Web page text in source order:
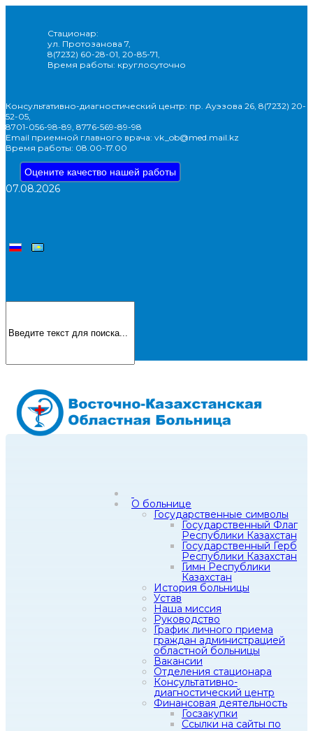
Стационар:
ул. Протозанова 7,
8(7232) 60-28-01, 20-85-71,
Время работы: круглосуточно
Консультативно-диагностический центр: пр. Ауэзова 26, 8(7232) 20-
52-05,
8701-056-98-89, 8776-569-89-98
Email приемной главного врача: vk_ob@med.mail.kz
Время работы: 08.00-17.00
Оцените качество нашей работы
07.08.2026
О больнице
Государственные символы
Государственный Флаг
Республики Казахстан
Государственный Герб
Республики Казахстан
Гимн Республики
Казахстан
История больницы
Устав
Наша миссия
Руководство
График личного приема
граждан администрацией
областной больницы
Вакансии
Отделения стационара
Консультативно-
диагностический центр
Финансовая деятельность
Госзакупки
Ссылки на сайты по